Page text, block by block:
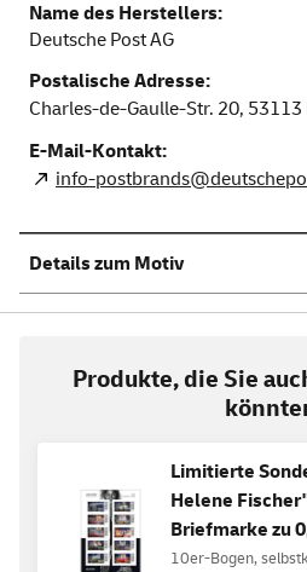
Name des Herstellers:
Deutsche Post AG
Postalische Adresse:
Charles-de-Gaulle-Str. 20, 53113
E-Mail-Kontakt:
info-
Details zum Motiv
Produkte, die Sie
Limitierte
Helene
Briefmarke zu
10er-Bogen,